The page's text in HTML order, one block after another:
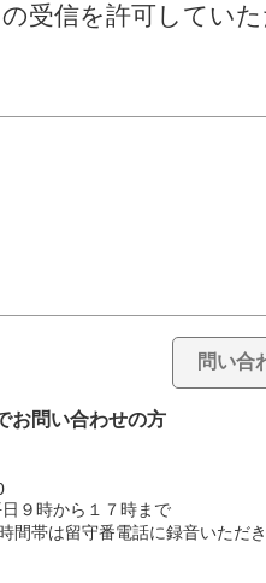
受信を許可してい
お問い合わせの方
９時から１７時まで
間帯は留守番電話に録音いただ